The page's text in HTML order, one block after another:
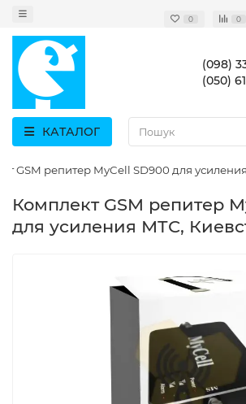
0 0
(098)
(050)
КАТАЛОГ
GSM репитер MyCell SD900 для
Комплект GSM репитер
для усиления МТС,